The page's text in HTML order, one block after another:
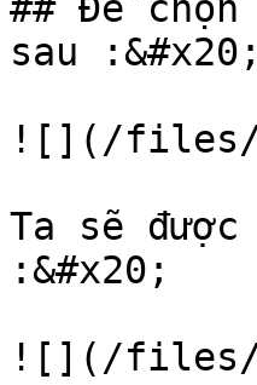
sau :&#x20;
![](/files/
Ta sẽ
:&#x20;
![](/files/